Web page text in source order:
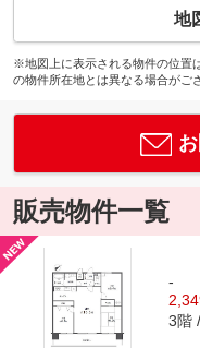
地
※地図上に表示される物件の位置
の物件所在地とは異なる場合がご
販売物件一覧
-
3階